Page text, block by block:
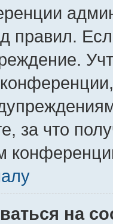
правил.
за что
на